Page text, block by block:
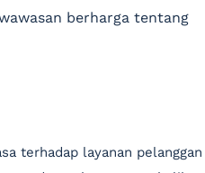
berharga tentang
terhadap layanan pelanggan